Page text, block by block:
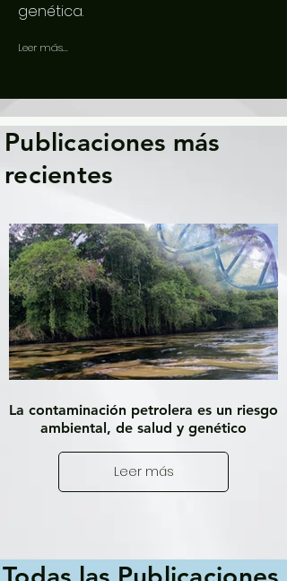
genética.
Leer más...
Publicaciones más
recientes
La contaminación petrolera es un riesgo
ambiental, de salud y genético
Leer más